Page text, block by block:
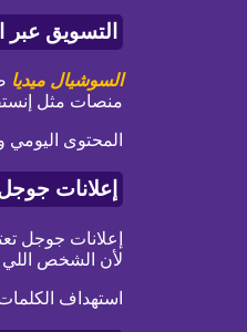
التسويق عبر
السوشيال ميديا
منصات مثل
المحتوى اليومي
إعلانات
إعلانات جوجل
لأن الشخص اللي
استهداف